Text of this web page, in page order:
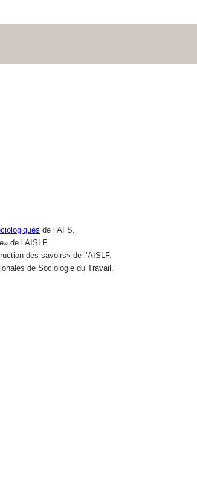
de l’AFS.
de l’AISLF
des savoirs» de l’AISLF.
de Sociologie du Travail.